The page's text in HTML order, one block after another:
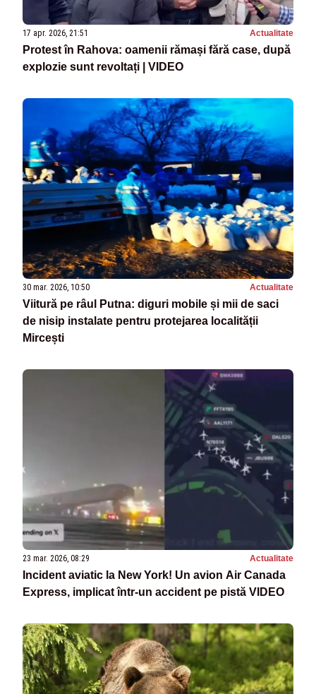
17 apr. 2026, 21:51 Actualitate
Protest în Rahova: oamenii rămași fără case, după
explozie sunt revoltați | VIDEO
30 mar. 2026, 10:50 Actualitate
Viitură pe râul Putna: diguri mobile și mii de saci
de nisip instalate pentru protejarea localității
Mircești
23 mar. 2026, 08:29 Actualitate
Incident aviatic la New York! Un avion Air Canada
Express, implicat într-un accident pe pistă VIDEO